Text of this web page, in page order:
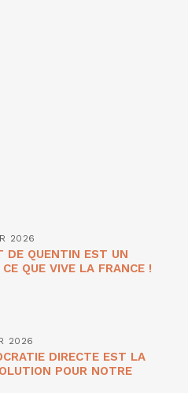
2026
DE QUENTIN EST UN
QUE VIVE LA FRANCE !
2026
DIRECTE EST LA
POUR NOTRE